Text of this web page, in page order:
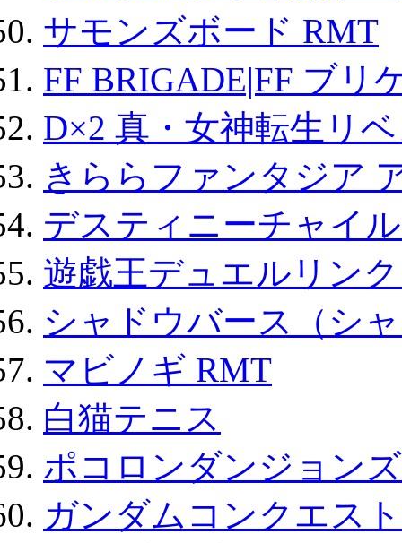
サモンズボード RMT
FF BRIGADE|FF ブリ
D×2 真・女神転生リ
きららファンタジア
デスティニーチャイ
遊戯王デュエルリン
シャドウバース（シ
マビノギ RMT
白猫テニス
ポコロンダンジョン
ガンダムコンクエスト